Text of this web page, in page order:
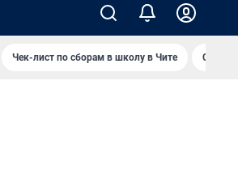
Чек-лист по сборам в школу в Чите